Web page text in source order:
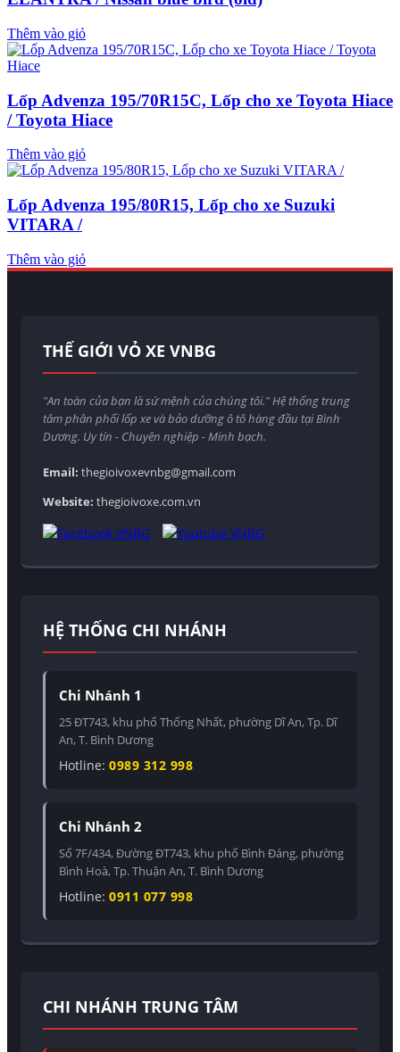
Thêm vào giỏ
Lốp Advenza 195/70R15C, Lốp cho xe Toyota Hiace
/ Toyota Hiace
Thêm vào giỏ
Lốp Advenza 195/80R15, Lốp cho xe Suzuki
VITARA /
Thêm vào giỏ
THẾ GIỚI VỎ XE VNBG
"An toàn của bạn là sứ mệnh của chúng tôi." Hệ thống trung
tâm phân phối lốp xe và bảo dưỡng ô tô hàng đầu tại Bình
Dương. Uy tín - Chuyên nghiệp - Minh bạch.
Email: thegioivoxevnbg@gmail.com
Website: thegioivoxe.com.vn
HỆ THỐNG CHI NHÁNH
Chi Nhánh 1
25 ĐT743, khu phố Thống Nhất, phường Dĩ An, Tp. Dĩ
An, T. Bình Dương
Hotline: 0989 312 998
Chi Nhánh 2
Số 7F/434, Đường ĐT743, khu phố Bình Đáng, phường
Bình Hoà, Tp. Thuận An, T. Bình Dương
Hotline: 0911 077 998
CHI NHÁNH TRUNG TÂM